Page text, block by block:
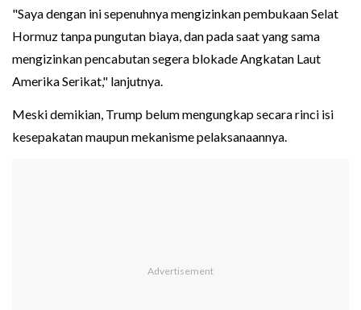
"Saya dengan ini sepenuhnya mengizinkan pembukaan Selat
Hormuz tanpa pungutan biaya, dan pada saat yang sama
mengizinkan pencabutan segera blokade Angkatan Laut
Amerika Serikat," lanjutnya.
Meski demikian, Trump belum mengungkap secara rinci isi
kesepakatan maupun mekanisme pelaksanaannya.